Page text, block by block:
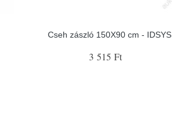
Cseh zászló 150X90 cm - IDSYS
3 515 Ft